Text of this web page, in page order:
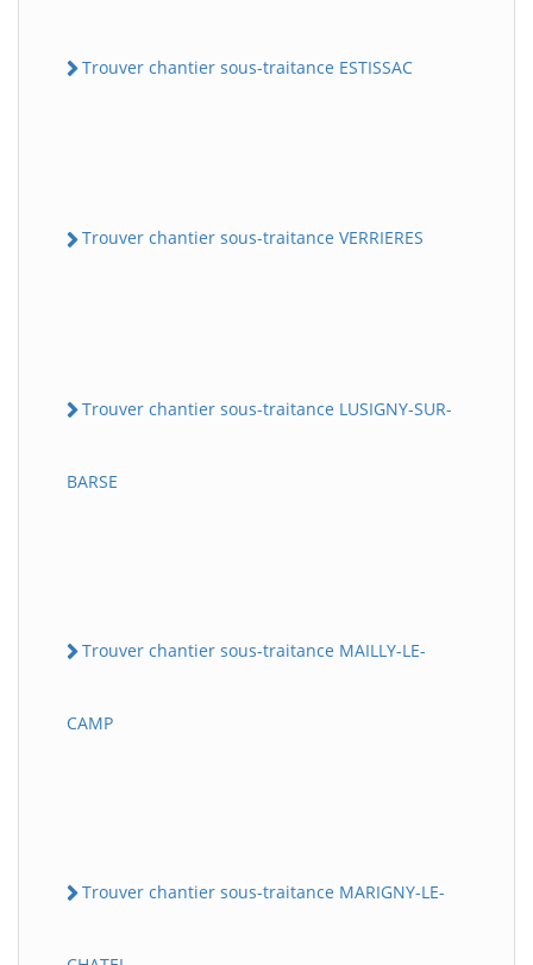
Trouver chantier sous-traitance ESTISSAC
Trouver chantier sous-traitance VERRIERES
Trouver chantier sous-traitance LUSIGNY-SUR-
BARSE
Trouver chantier sous-traitance MAILLY-LE-
CAMP
Trouver chantier sous-traitance MARIGNY-LE-